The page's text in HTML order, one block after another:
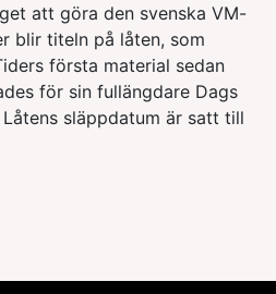
att göra den svenska VM-
blir titeln på låten, som
första material sedan
för sin fullängdare Dags
släppdatum är satt till